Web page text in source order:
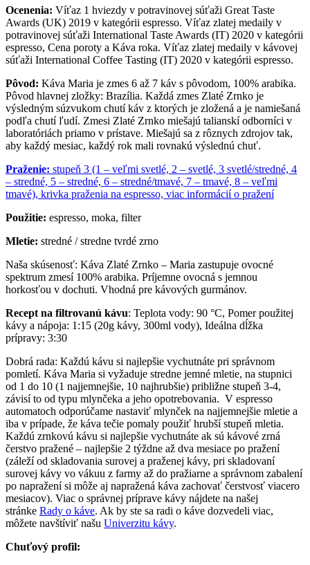
Ocenenia: Víťaz 1 hviezdy v potravinovej súťaži Great Taste
Awards (UK) 2019 v kategórii espresso. Víťaz zlatej medaily v
potravinovej súťaži International Taste Awards (IT) 2020 v kategórii
espresso, Cena poroty a Káva roka. Víťaz zlatej medaily v kávovej
súťaži International Coffee Tasting (IT) 2020 v kategórii espresso.
Pôvod: Káva Maria je zmes 6 až 7 káv s pôvodom, 100% arabika.
Pôvod hlavnej zložky: Brazília. Každá zmes Zlaté Zrnko je
výsledným súzvukom chutí káv z ktorých je zložená a je namiešaná
podľa chutí ľudí. Zmesi Zlaté Zrnko miešajú talianskí odborníci v
laboratóriách priamo v prístave. Miešajú sa z rôznych zdrojov tak,
aby každý mesiac, každý rok mali rovnakú výslednú chuť.
Praženie: stupeň 3 (1 – veľmi svetlé, 2 – svetlé, 3 svetlé/stredné, 4
– stredné, 5 – stredné, 6 – stredné/tmavé, 7 – tmavé, 8 – veľmi
tmavé), krivka praženia na espresso, viac informácií o pražení
Použitie: espresso, moka, filter
Mletie: stredné / stredne tvrdé zrno
Naša skúsenosť: Káva Zlaté Zrnko – Maria zastupuje ovocné
spektrum zmesí 100% arabika. Príjemne ovocná s jemnou
horkosťou v dochuti. Vhodná pre kávových gurmánov.
Recept na filtrovanú kávu: Teplota vody: 90 °C, Pomer použitej
kávy a nápoja: 1:15 (20g kávy, 300ml vody), Ideálna dĺžka
prípravy: 3:30
Dobrá rada: Každú kávu si najlepšie vychutnáte pri správnom
pomletí. Káva Maria si vyžaduje stredne jemné mletie, na stupnici
od 1 do 10 (1 najjemnejšie, 10 najhrubšie) približne stupeň 3-4,
závisí to od typu mlynčeka a jeho opotrebovania. V espresso
automatoch odporúčame nastaviť mlynček na najjemnejšie mletie a
iba v prípade, že káva tečie pomaly použiť hrubší stupeň mletia.
Každú zrnkovú kávu si najlepšie vychutnáte ak sú kávové zrná
čerstvo pražené – najlepšie 2 týždne až dva mesiace po pražení
(záleží od skladovania surovej a praženej kávy, pri skladovaní
surovej kávy vo vákuu z farmy až do pražiarne a správnom zabalení
po napražení si môže aj napražená káva zachovať čerstvosť viacero
mesiacov). Viac o správnej príprave kávy nájdete na našej
stránke Rady o káve. Ak by ste sa radi o káve dozvedeli viac,
môžete navštíviť našu Univerzitu kávy.
Chuťový profil: